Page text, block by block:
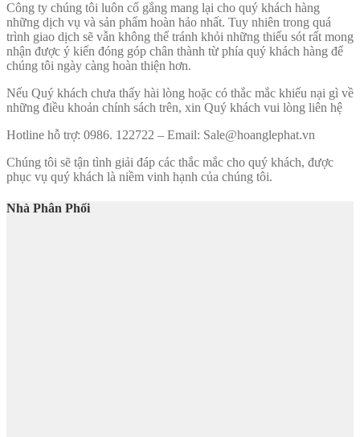
Công ty chúng tôi luôn cố gắng mang lại cho quý khách hàng
những dịch vụ và sản phẩm hoàn hảo nhất. Tuy nhiên trong quá
trình giao dịch sẽ vẫn không thể tránh khỏi những thiếu sót rất mong
nhận được ý kiến đóng góp chân thành từ phía quý khách hàng để
chúng tôi ngày càng hoàn thiện hơn.
Nếu Quý khách chưa thấy hài lòng hoặc có thắc mắc khiếu nại gì về
những điều khoản chính sách trên, xin Quý khách vui lòng liên hệ
Hotline hỗ trợ: 0986. 122722 – Email: Sale@hoanglephat.vn
Chúng tôi sẽ tận tình giải đáp các thắc mắc cho quý khách, được
phục vụ quý khách là niềm vinh hạnh của chúng tôi.
Nhà Phân Phối